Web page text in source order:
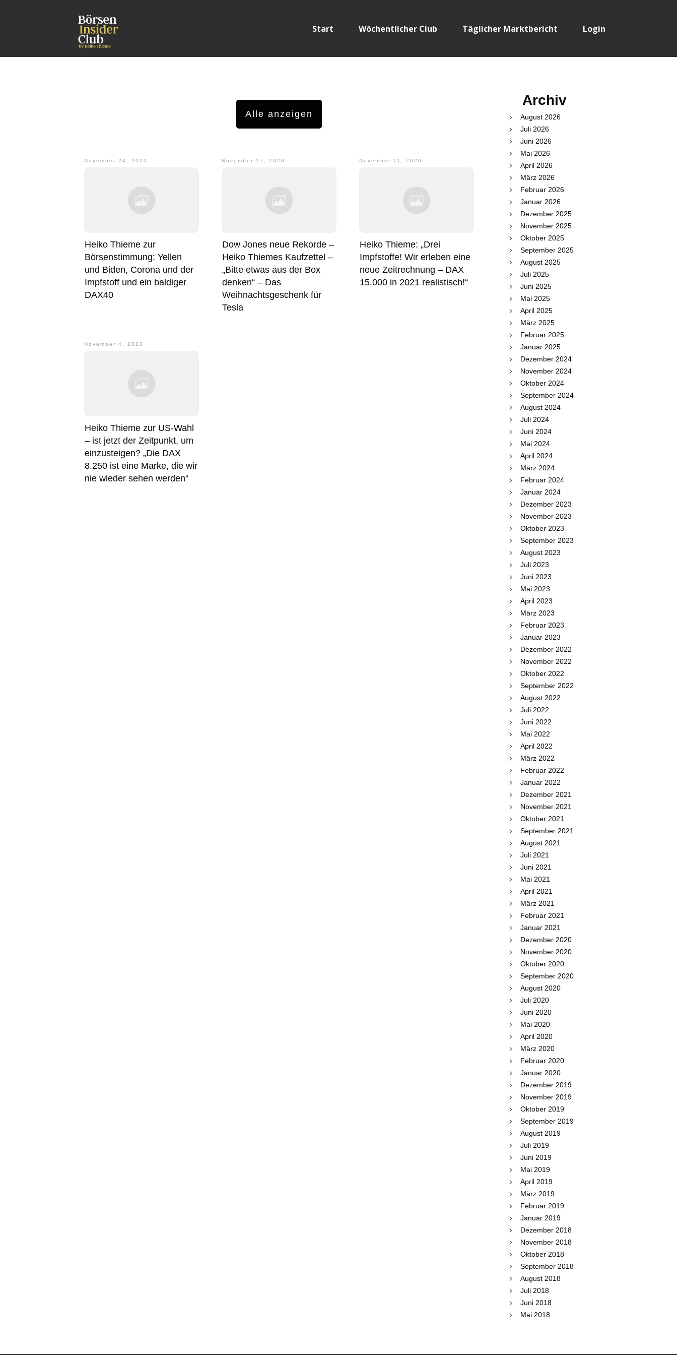
Start Wöchentlicher Club Täglicher Marktbericht Login
Alle anzeigen
November 24, 2020
Heiko Thieme zur
Börsenstimmung: Yellen
und Biden, Corona und der
Impfstoff und ein baldiger
DAX40
November 17, 2020
Dow Jones neue Rekorde –
Heiko Thiemes Kaufzettel –
„Bitte etwas aus der Box
denken“ – Das
Weihnachtsgeschenk für
Tesla
November 11, 2020
Heiko Thieme: „Drei
Impfstoffe! Wir erleben eine
neue Zeitrechnung – DAX
15.000 in 2021 realistisch!“
November 4, 2020
Heiko Thieme zur US-Wahl
– ist jetzt der Zeitpunkt, um
einzusteigen? „Die DAX
8.250 ist eine Marke, die wir
nie wieder sehen werden“
Archiv
August 2026
Juli 2026
Juni 2026
Mai 2026
April 2026
März 2026
Februar 2026
Januar 2026
Dezember 2025
November 2025
Oktober 2025
September 2025
August 2025
Juli 2025
Juni 2025
Mai 2025
April 2025
März 2025
Februar 2025
Januar 2025
Dezember 2024
November 2024
Oktober 2024
September 2024
August 2024
Juli 2024
Juni 2024
Mai 2024
April 2024
März 2024
Februar 2024
Januar 2024
Dezember 2023
November 2023
Oktober 2023
September 2023
August 2023
Juli 2023
Juni 2023
Mai 2023
April 2023
März 2023
Februar 2023
Januar 2023
Dezember 2022
November 2022
Oktober 2022
September 2022
August 2022
Juli 2022
Juni 2022
Mai 2022
April 2022
März 2022
Februar 2022
Januar 2022
Dezember 2021
November 2021
Oktober 2021
September 2021
August 2021
Juli 2021
Juni 2021
Mai 2021
April 2021
März 2021
Februar 2021
Januar 2021
Dezember 2020
November 2020
Oktober 2020
September 2020
August 2020
Juli 2020
Juni 2020
Mai 2020
April 2020
März 2020
Februar 2020
Januar 2020
Dezember 2019
November 2019
Oktober 2019
September 2019
August 2019
Juli 2019
Juni 2019
Mai 2019
April 2019
März 2019
Februar 2019
Januar 2019
Dezember 2018
November 2018
Oktober 2018
September 2018
August 2018
Juli 2018
Juni 2018
Mai 2018